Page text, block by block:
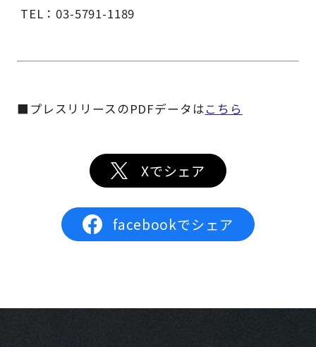
TEL：03-5791-1189
■プレスリリースのPDFデータはこちら
Xでシェア
facebookでシェア